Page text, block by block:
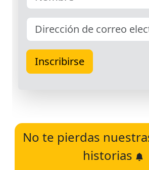
No te pierdas
historias